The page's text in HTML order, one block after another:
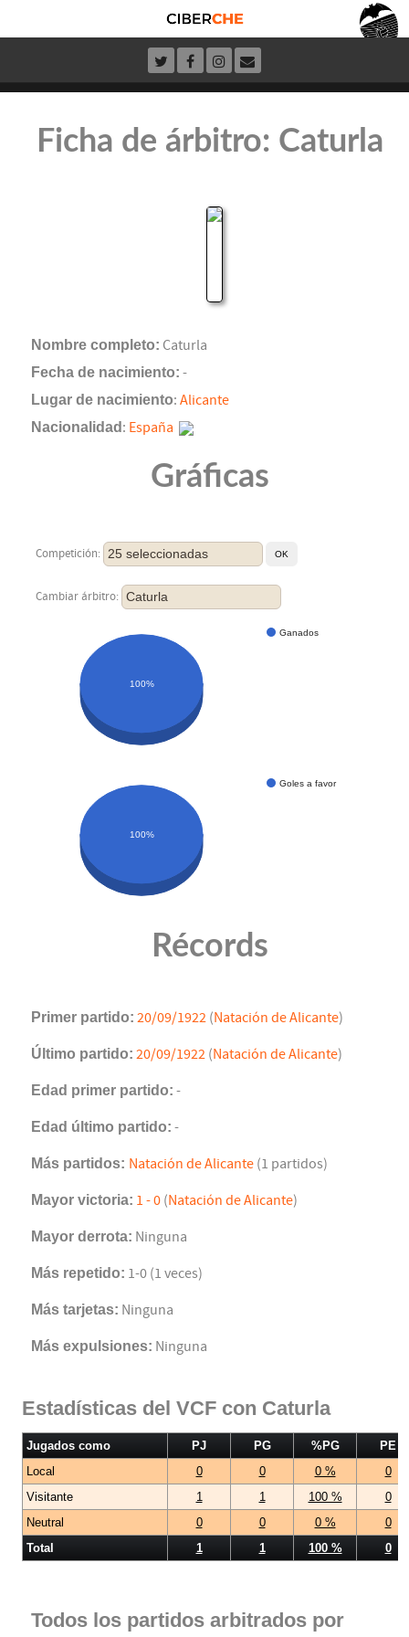
Ficha de árbitro: Caturla
Nombre completo: Caturla
Fecha de nacimiento: -
Lugar de nacimiento: Alicante
Nacionalidad : España
Gráficas
Competición: 25 seleccionadas
Cambiar árbitro: Caturla
Ganados
100%
Goles a favor
100%
Récords
Primer partido: 20/09/1922 (Natación de Alicante)
Último partido: 20/09/1922 (Natación de Alicante)
Edad primer partido: -
Edad último partido: -
Más partidos: Natación de Alicante (1 partidos)
Mayor victoria: 1 - 0 (Natación de Alicante)
Mayor derrota: Ninguna
Más repetido: 1-0 (1 veces)
Más tarjetas: Ninguna
Más expulsiones: Ninguna
Estadísticas del VCF con Caturla
Jugados como PJ PG %PG
PE
Local
0 0 0 %
0
Visitante
1 1 100 %
0
Neutral
0 0 0 %
0
Total
1 1 100 % 0
Todos los partidos arbitrados por